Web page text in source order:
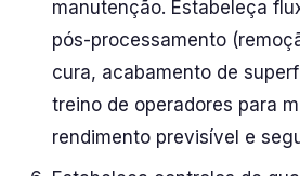
manutenção. Estabeleça
pós-processamento
cura, acabamento de
treino de operadores para
rendimento previsível e